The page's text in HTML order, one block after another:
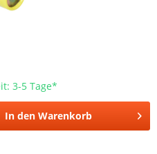
3-5 Tage*
In den Warenkorb